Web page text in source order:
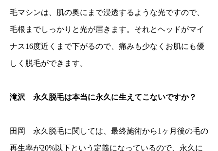
毛マシンは、肌の奥にまで浸透するような光ですので、
毛根までしっかりと光が届きます。それとヘッドがマイ
ナス16度近くまで下がるので、痛みも少なくお肌にも優
しく脱毛ができます。
滝沢 永久脱毛は本当に永久に生えてこないですか？
田岡 永久脱毛に関しては、最終施術から1ヶ月後の毛の
再生率が20%以下という定義になっているので、永久に